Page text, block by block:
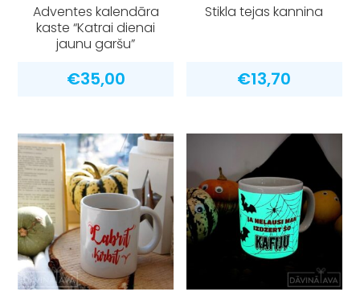
Adventes kalendāra
kaste “Katrai dienai
jaunu garšu”
€35,00
Stikla tejas kannina
€13,70